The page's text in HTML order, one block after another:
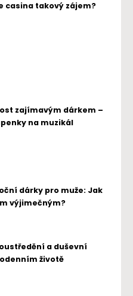
casina takový zájem?
zajímavým dárkem –
na muzikál
dárky pro muže: Jak
výjimečným?
a duševní
životě